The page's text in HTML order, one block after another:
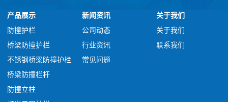
产品展示
防撞护栏
桥梁防撞护栏
不锈钢桥梁防撞护栏
桥梁防撞栏杆
防撞立柱
新闻资讯
公司动态
行业资讯
常见问题
关于我们
关于我们
联系我们